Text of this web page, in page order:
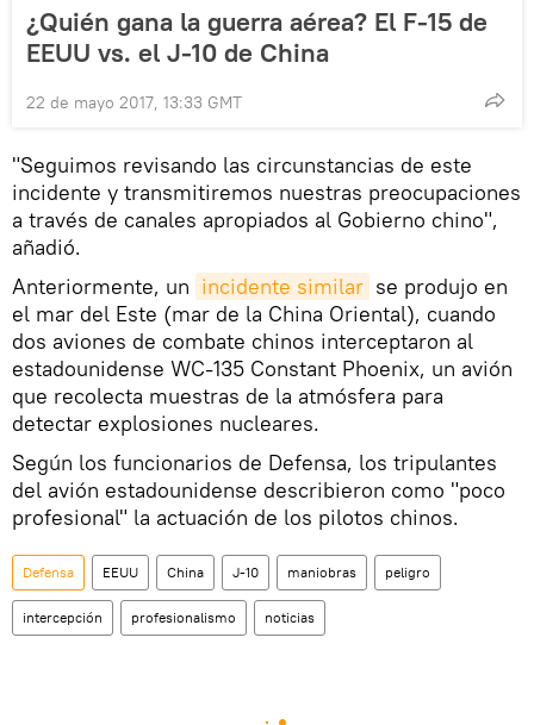
¿Quién gana la guerra aérea? El F-15 de
EEUU vs. el J-10 de China
22 de mayo 2017, 13:33 GMT
"Seguimos revisando las circunstancias de este
incidente y transmitiremos nuestras preocupaciones
a través de canales apropiados al Gobierno chino",
añadió.
Anteriormente, un incidente similar se produjo en
el mar del Este (mar de la China Oriental), cuando
dos aviones de combate chinos interceptaron al
estadounidense WC-135 Constant Phoenix, un avión
que recolecta muestras de la atmósfera para
detectar explosiones nucleares.
Según los funcionarios de Defensa, los tripulantes
del avión estadounidense describieron como "poco
profesional" la actuación de los pilotos chinos.
Defensa EEUU China J-10 maniobras peligro
intercepción profesionalismo noticias